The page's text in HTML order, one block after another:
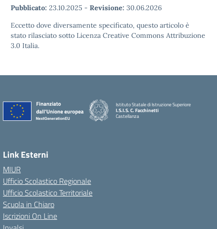
Pubblicato: 23.10.2025 - Revisione: 30.06.2026
Eccetto dove diversamente specificato, questo articolo è
stato rilasciato sotto Licenza Creative Commons Attribuzione
3.0 Italia.
Istituto Statale di Istruzione Superiore
I.S.I.S. C. Facchinetti
Castellanza
Link Esterni
MIUR
Ufficio Scolastico Regionale
Ufficio Scolastico Territoriale
Scuola in Chiaro
Iscrizioni On Line